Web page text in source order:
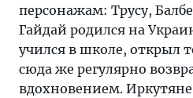
персонажам: Трусу,
Гайдай родился на
учился в школе, открыл
сюда же регулярно
вдохновением.